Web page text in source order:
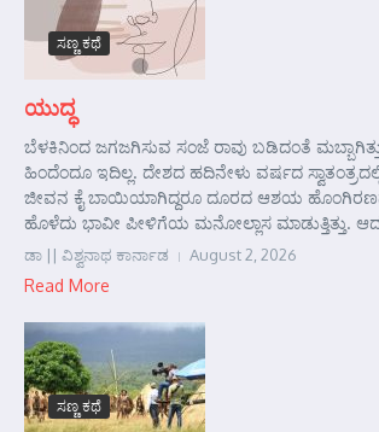
ಸಣ್ಣ ಕಥೆ
ಯುದ್ಧ
ಬೆಳಕಿನಿಂದ ಜಗಜಗಿಸುವ ಸಂಜೆ ರಾವು ಬಡಿದಂತೆ
ಹಿಂದೆಂದೂ ಇದಿಲ್ಲ. ದೇಶದ ಹದಿನೇಳು ವರ್ಷದ
ಜೀವನ ಕೈ ಬಾಯಿಯಾಗಿದ್ದರೂ ದೂರದ ಆಶಯ
ಹೊಳೆದು ಭಾವೀ ಪೀಳಿಗೆಯ ಮನೋಲ್ಲಾಸ ಮಾಡುತ್ತಿತ್ತು.
ಡಾ || ವಿಶ್ವನಾಥ ಕಾರ್ನಾಡ August 2, 2026
Read More
ಸಣ್ಣ ಕಥೆ